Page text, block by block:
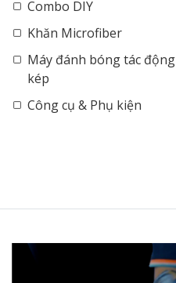
Combo DIY
Khăn Microfiber
Máy đánh bóng tác động
kép
Công cụ & Phụ kiện